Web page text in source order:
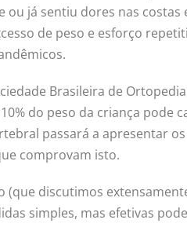
já sentiu dores nas
de peso e esforço
Brasileira de
do peso da criança
passará a apresentar
comprovam isto.
(que discutimos
simples, mas efetivas